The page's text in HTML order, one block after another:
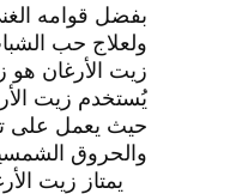
بفضل قوامه
ولعلاج حب
زيت الأرغان هو
يُستخدم زيت
حيث يعمل على
والحروق
يمتاز زيت